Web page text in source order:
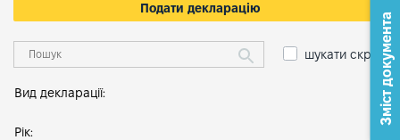
Подати декларацію
шукати скрізь
Вид декларації:
Рік:
Зміст документа